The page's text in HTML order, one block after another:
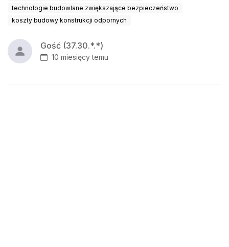
technologie budowlane zwiększające bezpieczeństwo
koszty budowy konstrukcji odpornych
Gość (37.30.*.*)
10 miesięcy temu